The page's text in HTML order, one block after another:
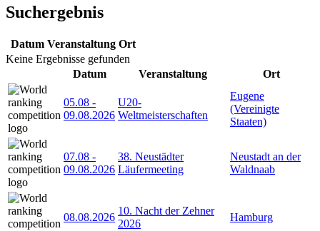
Suchergebnis
Datum Veranstaltung Ort
Keine Ergebnisse gefunden
Datum
Veranstaltung Ort
05.08 -
09.08.2026
U20-
Weltmeisterschaften
Eugene
(Vereinigte
Staaten)
07.08 -
09.08.2026
38. Neustädter
Läufermeeting
Neustadt an der
Waldnaab
08.08.2026
10. Nacht der Zehner
2026
Hamburg